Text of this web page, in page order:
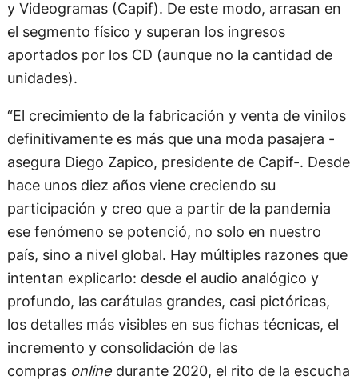
y Videogramas (Capif). De este modo, arrasan en
el segmento físico y superan los ingresos
aportados por los CD (aunque no la cantidad de
unidades).
“El crecimiento de la fabricación y venta de vinilos
definitivamente es más que una moda pasajera -
asegura Diego Zapico, presidente de Capif-. Desde
hace unos diez años viene creciendo su
participación y creo que a partir de la pandemia
ese fenómeno se potenció, no solo en nuestro
país, sino a nivel global. Hay múltiples razones que
intentan explicarlo: desde el audio analógico y
profundo, las carátulas grandes, casi pictóricas,
los detalles más visibles en sus fichas técnicas, el
incremento y consolidación de las
compras onlinedurante 2020, el rito de la escucha